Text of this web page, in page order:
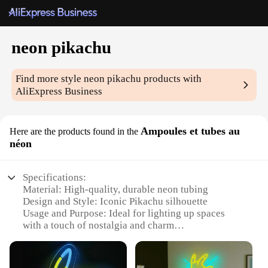
neon pikachu
Find more styleneon pikachu products with
AliExpress Business
Here are the products found in the Ampoules et tubes au
néon
Specifications:
Material: High-quality, durable neon tubing
Design and Style: Iconic Pikachu silhouette
Usage and Purpose: Ideal for lighting up spaces
with a touch of nostalgia and charm
lasting illumination
Shape and Size: Customizable to fit various settings